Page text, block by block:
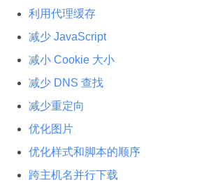
利用代理缓存
减少 JavaScript
减小 Cookie 大小
减少 DNS 查找
减少重定向
优化图片
优化样式和脚本的顺序
跨主机名并行下载